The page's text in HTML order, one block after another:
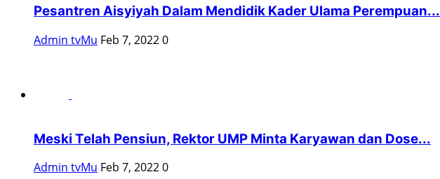
Pesantren Aisyiyah Dalam Mendidik Kader Ulama Perempuan...
Admin tvMu Feb 7, 20220
Meski Telah Pensiun, Rektor UMP Minta Karyawan dan Dose...
Admin tvMu Feb 7, 20220